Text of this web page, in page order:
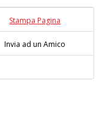
Stampa Pagina
Invia ad un Amico